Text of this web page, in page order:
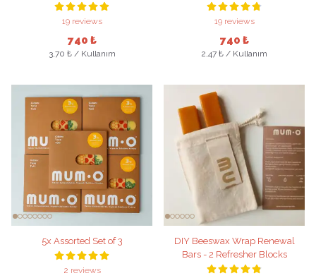
19 reviews
740 ₺
3,70 ₺ / Kullanım
19 reviews
740 ₺
2,47 ₺ / Kullanım
5x Assorted Set of 3
2 reviews
DIY Beeswax Wrap Renewal
Bars - 2 Refresher Blocks